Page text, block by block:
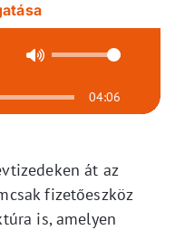
04:06
át az
fizetőeszköz
is, amelyen